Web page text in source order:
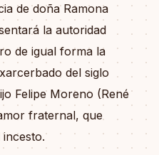
de doña Ramona
la autoridad
de igual forma la
del siglo
Felipe Moreno (René
fraternal, que